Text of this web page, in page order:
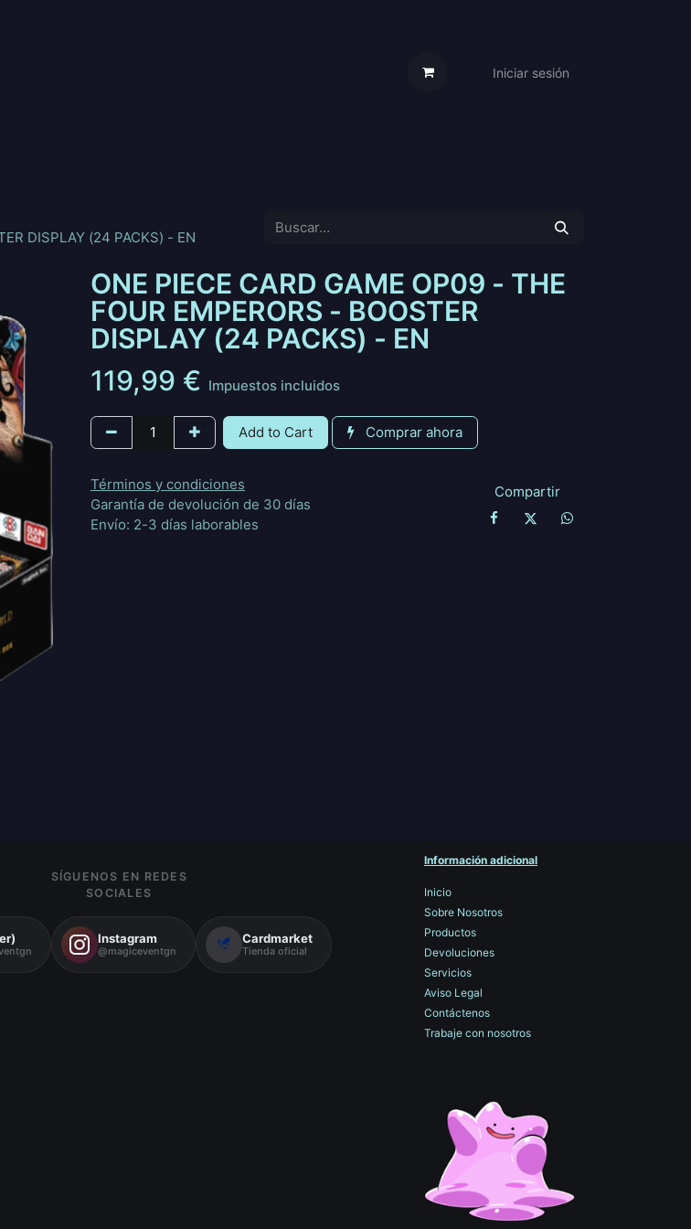
Iniciar sesión
DISPLAY (24 PACKS) - EN
ONE PIECE CARD GAME OP09 - THE
FOUR EMPERORS - BOOSTER
DISPLAY (24 PACKS) - EN
119,99 € Impuestos incluidos
Add to Cart Comprar ahora
Términos y condiciones
Garantía de devolución de 30 días
Envío: 2-3 días laborables
Compartir
SÍGUENOS EN REDES
SOCIALES
Instagram
@magiceventgn
Cardmarket
Tienda oficial
Información adicional
Inicio
Sobre Nosotros
Productos
Devoluciones
Servicios
Aviso Legal
Contáctenos
Trabaje con nosotros